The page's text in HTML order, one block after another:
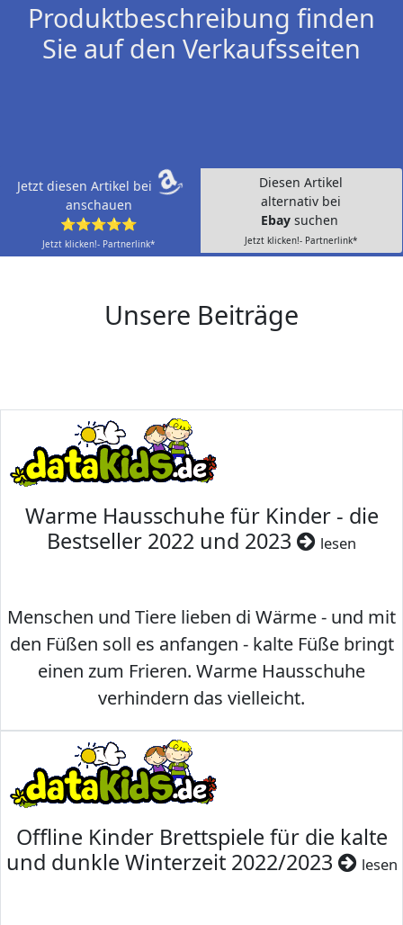
Produktbeschreibung finden
Sie auf den Verkaufsseiten
Jetzt diesen Artikel bei
anschauen
⭐⭐⭐⭐⭐
Jetzt klicken!- Partnerlink*
Diesen Artikel
alternativ bei
Ebay suchen
Jetzt klicken!- Partnerlink*
Unsere Beiträge
Warme Hausschuhe für Kinder - die
Bestseller 2022 und 2023
lesen
Menschen und Tiere lieben di Wärme - und mit
den Füßen soll es anfangen - kalte Füße bringt
einen zum Frieren. Warme Hausschuhe
verhindern das vielleicht.
Offline Kinder Brettspiele für die kalte
und dunkle Winterzeit 2022/2023
lesen